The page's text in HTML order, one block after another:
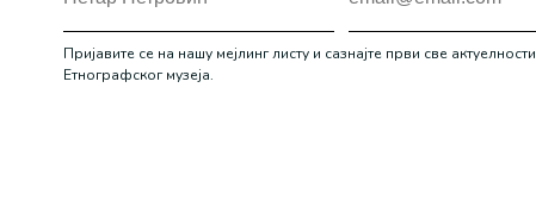
Пријавите се на нашу мејлинг листу и сазнајте први све актуелности
Етнографског музеја.